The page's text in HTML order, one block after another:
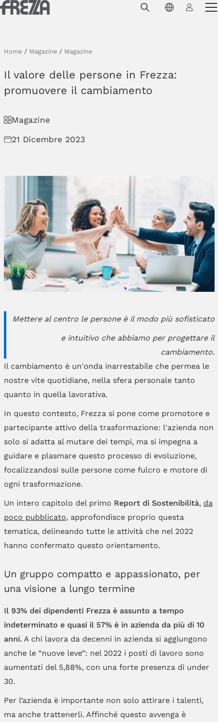
Skip to main content
Progetti e ispirazioni
Magazine
Home / Magazine / Magazine
Il valore delle persone in Frezza:
promuovere il cambiamento
Magazine
21 Dicembre 2023
Mettere al centro le persone è il modo più sofisticato
e intuitivo che abbiamo per progettare il
cambiamento.
Il cambiamento è un'onda inarrestabile che permea le
nostre vite quotidiane, nella sfera personale tanto
quanto in quella lavorativa.
In questo contesto, Frezza si pone come promotore e
partecipante attivo della trasformazione: l'azienda non
solo si adatta al mutare dei tempi, ma si impegna a
guidare e plasmare questo processo di evoluzione,
focalizzandosi sulle persone come fulcro e motore di
ogni trasformazione.
Un intero capitolo del primo Report di Sostenibilità, da
poco pubblicato, approfondisce proprio questa
tematica, delineando tutte le attività che nel 2022
hanno confermato questo orientamento.
Un gruppo compatto e appassionato, per
una visione a lungo termine
Il 93% dei dipendenti Frezza è assunto a tempo
indeterminato e quasi il 57% è in azienda da più di 10
anni.A chi lavora da decenni in azienda si aggiungono
anche le “nuove leve”: nel 2022 i posti di lavoro sono
aumentati del 5,88%, con una forte presenza di under
30.
Per l’azienda è importante non solo attirare i talenti,
ma anche trattenerli. Affinché questo avvenga è